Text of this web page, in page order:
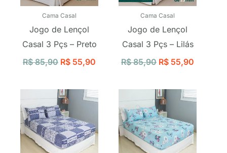
Cama Casal
Jogo de Lençol
Casal 3 Pçs – Preto
R$85,90 R$ 55,90
Cama Casal
Jogo de Lençol
Casal 3 Pçs – Lilás
R$85,90 R$ 55,90
O
preço
original
era:
R$ 79,90.
O
preço
é:
R$ 59,90.
O
preço
original
era:
R$ 79,90.
O
preço
é:
R$